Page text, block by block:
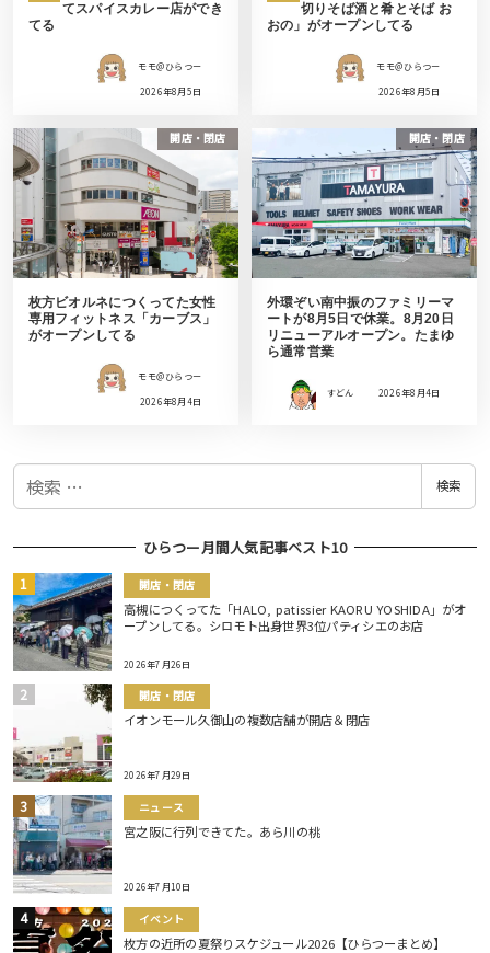
てスパイスカレー店ができ
てる
モモ＠ひらつー
2026年8月5日
切りそば酒と肴とそば お
おの」がオープンしてる
モモ＠ひらつー
2026年8月5日
開店・閉店
枚方ビオルネにつくってた女性
専用フィットネス「カーブス」
がオープンしてる
モモ＠ひらつー
2026年8月4日
開店・閉店
外環ぞい南中振のファミリーマ
ートが8月5日で休業。8月20日
リニューアルオープン。たまゆ
ら通常営業
すどん 2026年8月4日
検
検索
ひらつー月間人気記事ベスト10
開店・閉店
高槻につくってた「HALO, patissier KAORU YOSHIDA」がオ
ープンしてる。シロモト出身世界3位パティシエのお店
2026年7月26日
開店・閉店
イオンモール久御山の複数店舗が開店＆閉店
2026年7月29日
ニュース
宮之阪に行列できてた。あら川の桃
2026年7月10日
イベント
枚方の近所の夏祭りスケジュール2026【ひらつーまとめ】